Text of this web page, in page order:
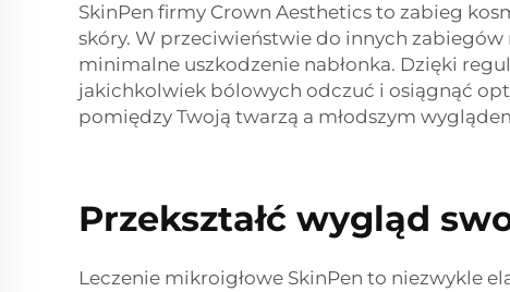
SkinPen firmy Crown Aesthetics to zabieg
skóry. W przeciwieństwie do innych
minimalne uszkodzenie nabłonka. Dzięki
jakichkolwiek bólowych odczuć i osiągnąć
pomiędzy Twoją twarzą a młodszym
Przekształć wygląd
Leczenie mikroigłowe SkinPen to niezwykle